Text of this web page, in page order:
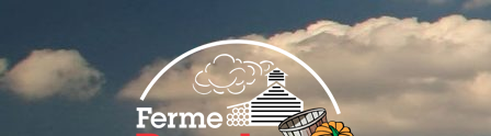
content